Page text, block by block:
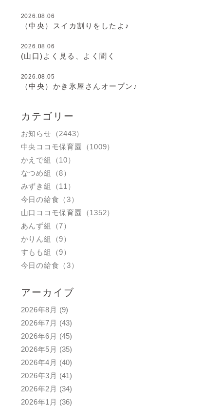
2026.08.06
（中央）スイカ割りをしたよ♪
2026.08.06
(山口)よく見る、よく聞く
2026.08.05
（中央）かき氷屋さんオープン♪
カテゴリー
お知らせ（2443）
中央ココモ保育園（1009）
かえで組（10）
なつめ組（8）
みずき組（11）
今日の給食（3）
山口ココモ保育園（1352）
あんず組（7）
かりん組（9）
すもも組（9）
今日の給食（3）
アーカイブ
2026年8月 (9)
2026年7月 (43)
2026年6月 (45)
2026年5月 (35)
2026年4月 (40)
2026年3月 (41)
2026年2月 (34)
2026年1月 (36)